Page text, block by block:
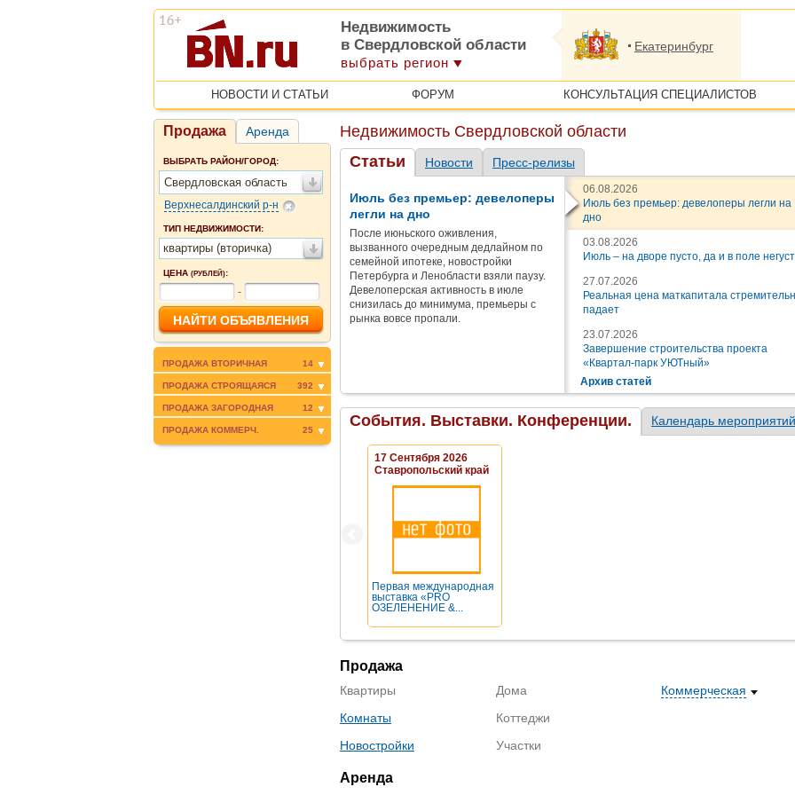
Недвижимость
в Свердловской области
выбрать регион
Екатеринбург
НОВОСТИ И СТАТЬИ ФОРУМ КОНСУЛЬТАЦИЯ СПЕЦИАЛИСТОВ
Продажа Аренда
ВЫБРАТЬ РАЙОН/ГОРОД:
Свердловская область
Верхнесалдинский р-н
ТИП НЕДВИЖИМОСТИ:
квартиры (вторичка)
ЦЕНА (РУБЛЕЙ):
-
ПРОДАЖА ВТОРИЧНАЯ 14
ПРОДАЖА СТРОЯЩАЯСЯ 392
ПРОДАЖА ЗАГОРОДНАЯ 12
ПРОДАЖА КОММЕРЧ. 25
Недвижимость Свердловской области
Статьи
Новости Пресс-релизы
Июль без премьер: девелоперы
легли на дно
После июньского оживления,
вызванного очередным дедлайном по
семейной ипотеке, новостройки
Петербурга и Ленобласти взяли паузу.
Девелоперская активность в июле
снизилась до минимума, премьеры с
рынка вовсе пропали.
06.08.2026
Июль без премьер: девелоперы легли на
дно
03.08.2026
Июль – на дворе пусто, да и в поле
27.07.2026
Реальная цена маткапитала
падает
23.07.2026
Завершение строительства проекта
«Квартал-парк УЮТный»
Архив статей
События. Выставки. Конференции. Календарь мероприятий
17 Сентября 2026
Ставропольский край
Первая международная
выставка «PRO
ОЗЕЛЕНЕНИЕ &...
Продажа
Квартиры
Комнаты
Новостройки
Дома
Коттеджи
Участки
Коммерческая
Аренда